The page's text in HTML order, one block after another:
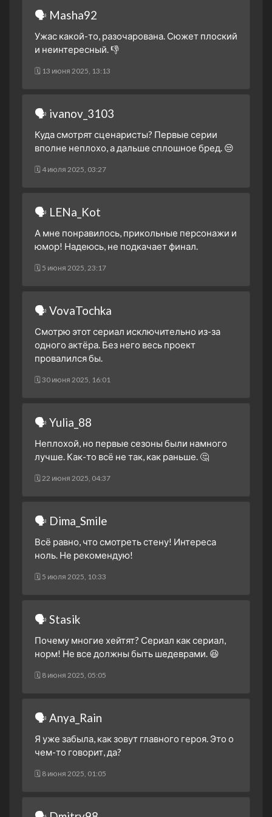
🗣 Masha92
Ужас какой-то, разочарована. Сюжет плоский
и неинтересный. 👎
🗓 13 июня 2025, 13:13
🗣 ivanov_3103
Куда смотрят сценаристы? Первые серии
вполне неплохо, а дальше сплошное бред. 😒
🗓 4 июля 2025, 03:27
🗣 LENa_Kot
А мне понравилось, прикольные персонажи и
юмор! Надеюсь, не подкачает финал.
🗓 5 июня 2025, 23:17
🗣 VovaTochka
Смотрю этот сериал исключительно из-за
одного актёра. Без него весь проект
провалился бы.
🗓 30 июня 2025, 16:01
🗣 Yulia_88
Неплохой, но первые сезоны были намного
лучше. Как-то всё не так, как раньше. 🤔
🗓 22 июня 2025, 04:37
🗣 Dima_Smile
Всё равно, что смотреть стену! Интереса
ноль. Не рекомендую!
🗓 5 июля 2025, 10:33
🗣 Stasik
Почему многие хейтят? Сериал как сериал,
норм! Не все должны быть шедеврами. 😆
🗓 8 июня 2025, 05:05
🗣 Anya_Rain
Я уже забыла, как зовут главного героя. Это о
чем-то говорит, да?
🗓 8 июня 2025, 01:05